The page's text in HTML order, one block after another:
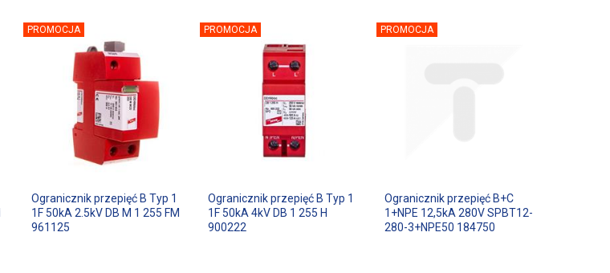
PROMOCJA
Ogranicznik przepięć B Typ 1
1F 50kA 2.5kV DB M 1 255 FM
961125
PROMOCJA
Ogranicznik przepięć B Typ 1
1F 50kA 4kV DB 1 255 H
900222
PROMOCJA
Ogranicznik przepięć B+C
1+NPE 12,5kA 280V SPBT12-
280-3+NPE50 184750